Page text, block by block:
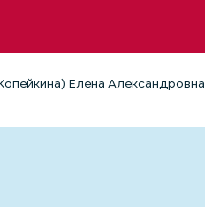
Елена Александровна